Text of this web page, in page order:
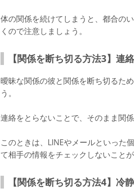
体の関係を続けてしまうと、都合の
くので注意しましょう。
【関係を断ち切る方法3】連
曖昧な関係の彼と関係を断ち切るた
う。
連絡をとらないことで、そのまま関
このときは、LINEやメールといった
て相手の情報をチェックしないことが
【関係を断ち切る方法4】冷